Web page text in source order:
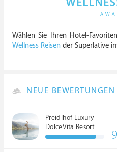
Wählen Sie Ihren Hotel-
Wellness Reisen der Superlative
NEUE BEWERTUNGEN
Preidlhof Luxury
DolceVita Resort
*****